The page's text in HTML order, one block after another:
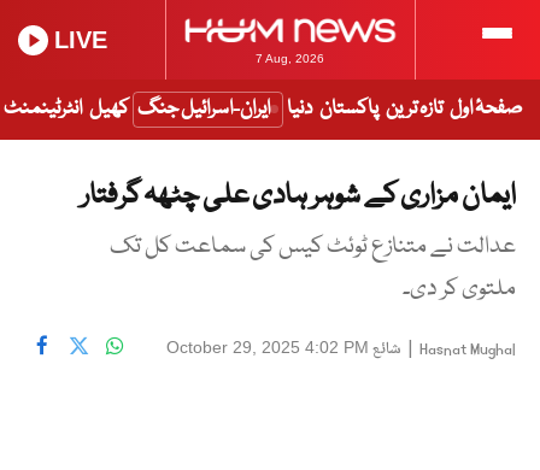
7 Aug, 2026
LIVE
صفحۂ اول تازہ ترین پاکستان دنیا ایران-اسرائیل جنگ کھیل انٹرٹینمنٹ
ایمان مزاری کے شوہر ہادی علی چٹھہ گرفتار
عدالت نے متنازع ٹوئٹ کیس کی سماعت کل تک
ملتوی کر دی۔
Hasnat Mughal
| شائع October 29, 2025 4:02 PM